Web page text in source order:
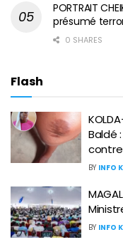
PORTRAIT
présumé
0 SHARES
Flash
Baldé
BY INFO
BY INFO